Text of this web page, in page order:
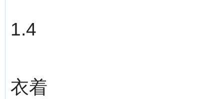
1.4
衣着